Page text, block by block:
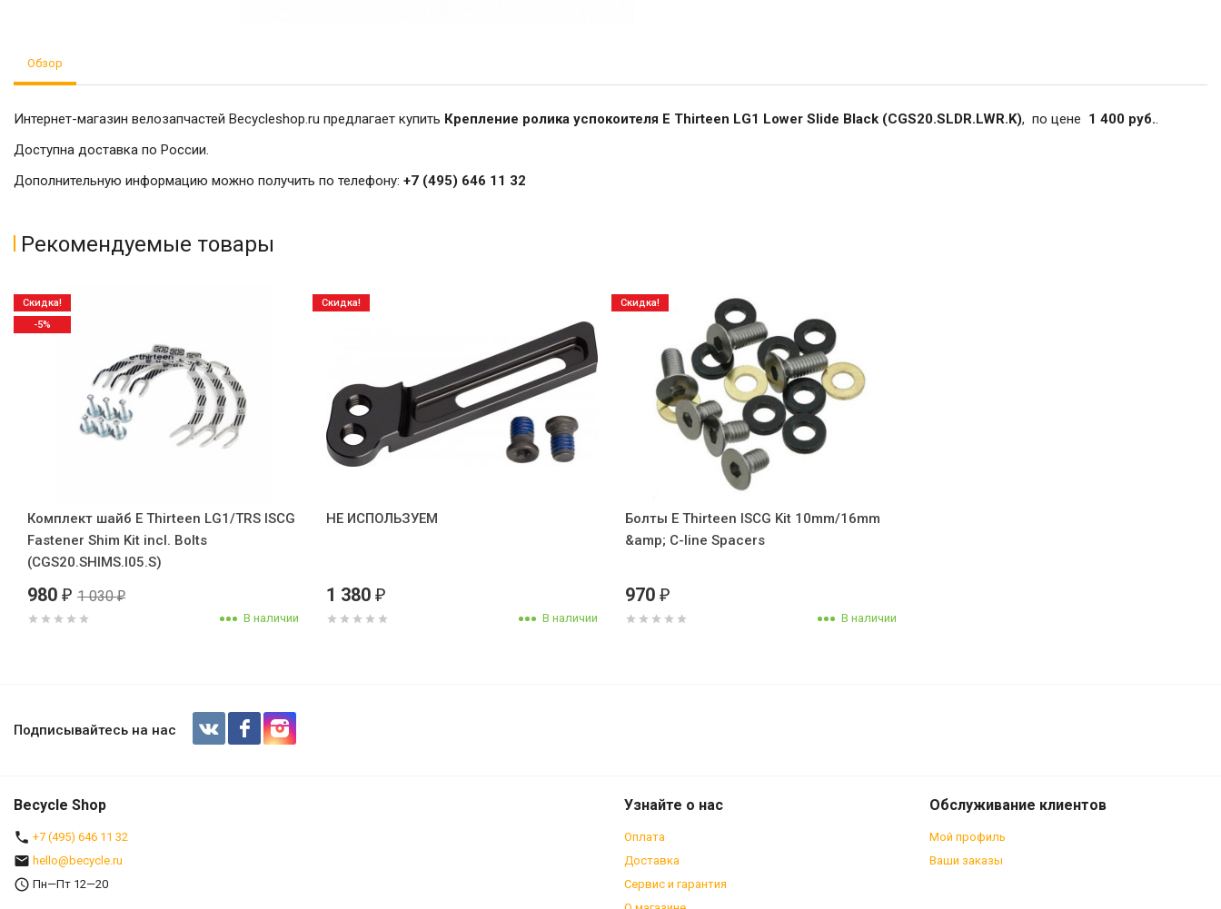
Обзор
Интернет-магазин велозапчастей Becycleshop.ru предлагает купить Крепление ролика успокоителя E Thirteen LG1 Lower Slide Black (CGS20.SLDR.LWR.K), по цене 1 400 руб..
Доступна доставка по России.
Дополнительную информацию можно получить по телефону: +7 (495) 646 11 32
Рекомендуемые товары
Комплект шайб E Thirteen LG1/TRS ISCG
Fastener Shim Kit incl. Bolts
(CGS20.SHIMS.I05.S)
980 ₽ 1 030₽
В наличии
Скидка!
-5%
НЕ ИСПОЛЬЗУЕМ
1 380 ₽
В наличии
Скидка!
Болты E Thirteen ISCG Kit 10mm/16mm
&amp; C-line Spacers
970 ₽
В наличии
Скидка!
Крепление ролика успокоителя E Thirteen LG1 Lower Slide Black
(CGS20.SLDR.LWR.K)
Подписывайтесь на нас
Becycle Shop
+7 (495) 646 11 32
hello@becycle.ru
Пн—Пт 12—20
Узнайте о нас
Оплата
Доставка
Сервис и гарантия
Обслуживание клиентов
Мой профиль
Ваши заказы